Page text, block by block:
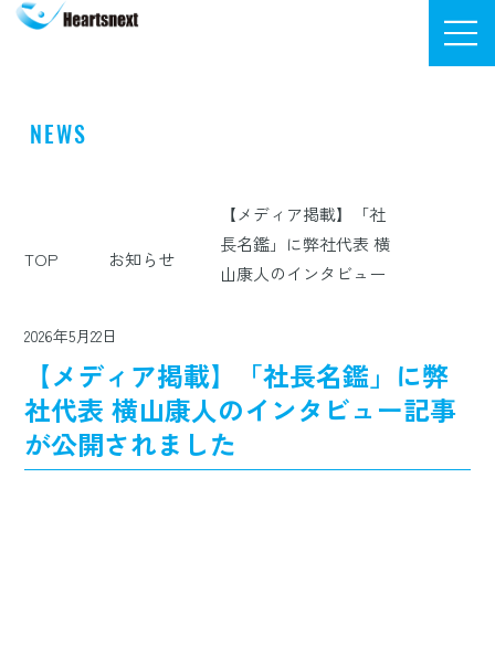
株式会社ハーツネクスト
NEWS
TOP お知らせ
【メディア掲載】「社
長名鑑」に弊社代表 横
山康人のインタビュー
2026年5月22日
【メディア掲載】「社長名鑑」に弊
社代表 横山康人のインタビュー記事
が公開されました